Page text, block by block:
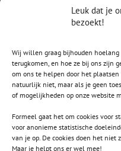
Leuk dat je
bezoekt!
Wij willen graag bijhouden hoelang
terugkomen, en hoe ze bij ons zijn
om ons te helpen door het
natuurlijk niet, maar als je geen
of mogelijkheden op onze website
Formeel gaat het om cookies voor
voor anonieme statistische
van je op. De cookies doen het
Maar je helpt ons er wel mee!
CONTACT